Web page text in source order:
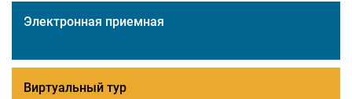
Электронная приемная
Виртуальный тур